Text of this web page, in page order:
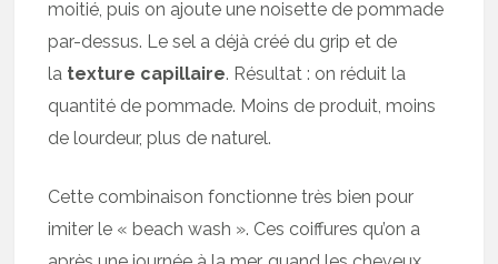
moitié, puis on ajoute une noisette de pommade
par-dessus. Le sel a déjà créé du grip et de
la texture capillaire. Résultat : on réduit la
quantité de pommade. Moins de produit, moins
de lourdeur, plus de naturel.
Cette combinaison fonctionne très bien pour
imiter le « beach wash ». Ces coiffures qu’on a